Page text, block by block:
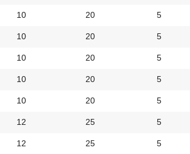
10 20 5
10 20 5
10 20 5
10 20 5
10 20 5
12 25 5
12 25 5